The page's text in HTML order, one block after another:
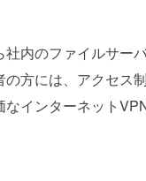
社内のファイルサー
の方には、アクセス
なインターネット